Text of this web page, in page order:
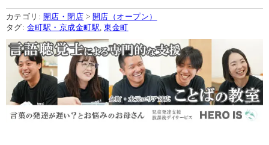
カテゴリ: 開店・閉店 > 開店（オープン）
タグ: 金町駅・京成金町駅 ,東金町